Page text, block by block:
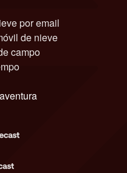
por email
de nieve
campo